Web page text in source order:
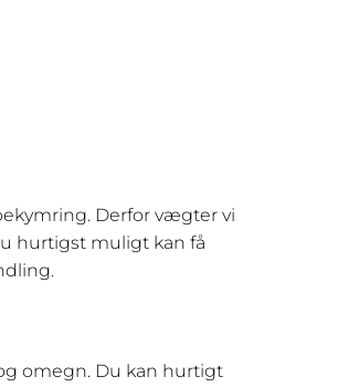
Derfor vægter vi
hurtigst muligt kan få
omegn. Du kan hurtigt